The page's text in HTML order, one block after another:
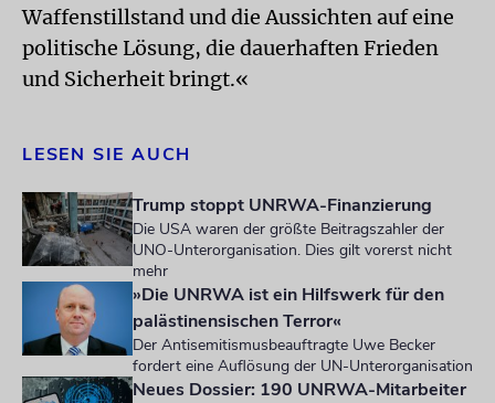
Waffenstillstand und die Aussichten auf eine
politische Lösung, die dauerhaften Frieden
und Sicherheit bringt.«
LESEN SIE AUCH
Trump stoppt UNRWA-Finanzierung
Die USA waren der größte Beitragszahler der
UNO-Unterorganisation. Dies gilt vorerst nicht
mehr
»Die UNRWA ist ein Hilfswerk für den
palästinensischen Terror«
Der Antisemitismusbeauftragte Uwe Becker
fordert eine Auflösung der UN-Unterorganisation
Neues Dossier: 190 UNRWA-Mitarbeiter